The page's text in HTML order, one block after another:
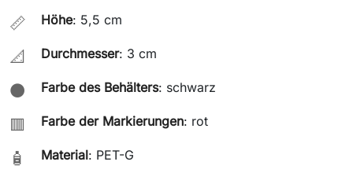
📏 Höhe: 5,5 cm
📐 Durchmesser: 3 cm
⚫ Farbe des Behälters: schwarz
🟥 Farbe der Markierungen: rot
🧴 Material: PET-G